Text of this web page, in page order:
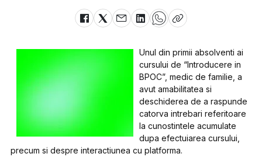
Unul din primii absolventi ai
cursului de “Introducere in
BPOC”, medic de familie, a
avut amabilitatea si
deschiderea de a raspunde
catorva intrebari referitoare
la cunostintele acumulate
dupa efectuiarea cursului,
precum si despre interactiunea cu platforma.